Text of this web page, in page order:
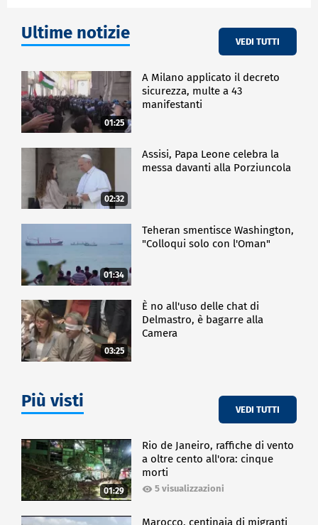
Ultime notizie VEDI TUTTI
01:25
A Milano applicato il decreto
sicurezza, multe a 43
manifestanti
02:32
Assisi, Papa Leone celebra la
messa davanti alla Porziuncola
01:34
Teheran smentisce Washington,
"Colloqui solo con l'Oman"
03:25
È no all'uso delle chat di
Delmastro, è bagarre alla
Camera
Più visti VEDI TUTTI
01:29
Rio de Janeiro, raffiche di vento
a oltre cento all'ora: cinque
morti
5 visualizzazioni
Marocco, centinaia di migranti